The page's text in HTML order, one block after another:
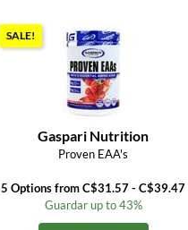
SALE!
Gaspari Nutrition
Proven EAA's
5 Options from C$31.57 - C$39.47
Guardar up to 43%